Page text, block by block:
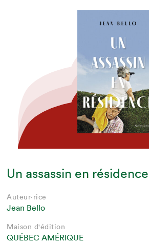
Un assassin en résidence
Auteur·rice
Jean Bello
Maison d'édition
QUÉBEC AMÉRIQUE